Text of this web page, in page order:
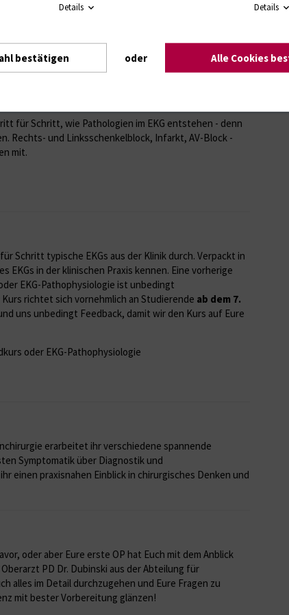
der Strahlentherapie gehalten.
für Schritt, wie Pathologien im EKG entstehen - denn
Rechts- und Linksschenkelblock, Infarkt, AV-Block -
mit.
Schritt typische EKGs aus der Klinik durch. Verpackt in
EKGs in der klinischen Praxis kennen. Eine vorherige
EKG-Pathophysiologie ist unbedingt
richtet sich vornehmlich an Studierende ab dem 7.
uns unbedingt Feedback, damit wir den Kurs auf Eure
oder EKG-Pathophysiologie
erarbeitet ihr verschiedene spannende
Symptomatik über Diagnostik und
einen praxisnahen Einblick in chirurgisches Denken und
oder aber Eure erste OP hat Euch mit dem Anblick
PD Dr. Dubinski aus der Abteilung für
alles im Detail durchzugehen und Eure Fragen zu
mit bester Vorbereitung glänzen!
Details Details
bestätigen oder Alle Cookies